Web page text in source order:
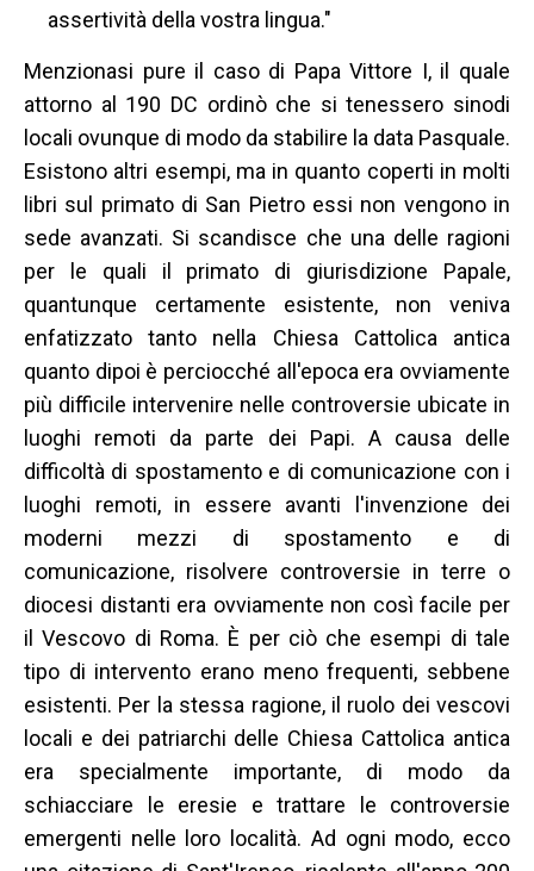
assertività della vostra lingua."
Menzionasi pure il caso di Papa Vittore I, il quale
attorno al 190 DC ordinò che si tenessero sinodi
locali ovunque di modo da stabilire la data Pasquale.
Esistono altri esempi, ma in quanto coperti in molti
libri sul primato di San Pietro essi non vengono in
sede avanzati. Si scandisce che una delle ragioni
per le quali il primato di giurisdizione Papale,
quantunque certamente esistente, non veniva
enfatizzato tanto nella Chiesa Cattolica antica
quanto dipoi è perciocché all'epoca era ovviamente
più difficile intervenire nelle controversie ubicate in
luoghi remoti da parte dei Papi. A causa delle
difficoltà di spostamento e di comunicazione con i
luoghi remoti, in essere avanti l'invenzione dei
moderni mezzi di spostamento e di
comunicazione, risolvere controversie in terre o
diocesi distanti era ovviamente non così facile per
il Vescovo di Roma. È per ciò che esempi di tale
tipo di intervento erano meno frequenti, sebbene
esistenti. Per la stessa ragione, il ruolo dei vescovi
locali e dei patriarchi delle Chiesa Cattolica antica
era specialmente importante, di modo da
schiacciare le eresie e trattare le controversie
emergenti nelle loro località. Ad ogni modo, ecco